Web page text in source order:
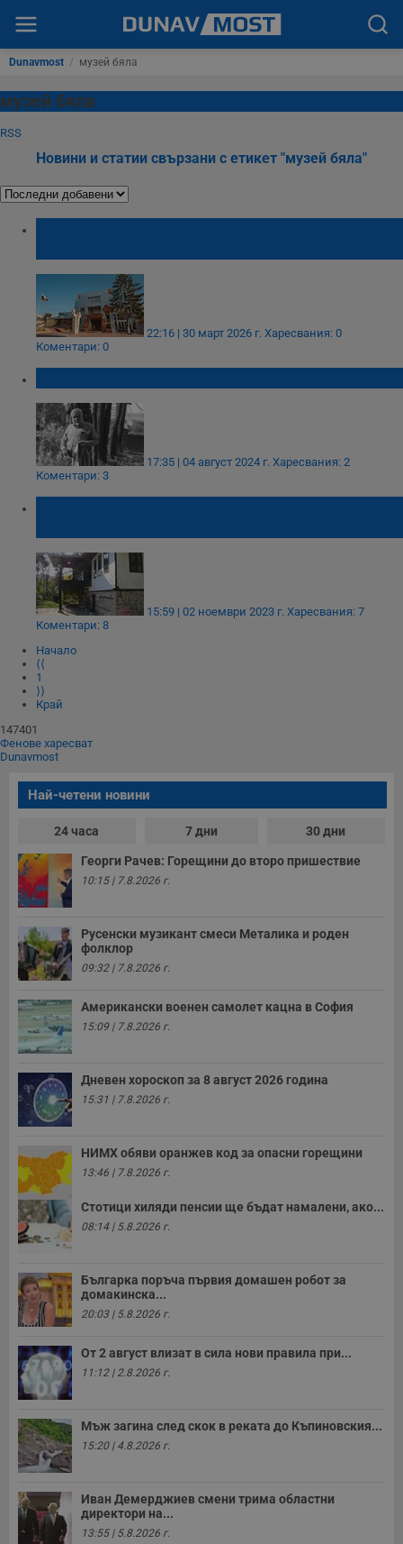
Dunavmost / музей бяла
музей бяла
RSS
Новини и статии свързани с етикет "музей бяла"
22:16 | 30 март 2026 г. Харесвания: 0
Коментари: 0
17:35 | 04 август 2024 г. Харесвания: 2
Коментари: 3
15:59 | 02 ноември 2023 г. Харесвания: 7
Коментари: 8
Начало
⟨⟨
1
⟩⟩
Край
147401
Фенове харесват
Dunavmost
Най-четени новини
24 часа 7 дни 30 дни
Георги Рачев: Горещини до второ пришествие
10:15 | 7.8.2026 г.
Русенски музикант смеси Металика и роден
фолклор
09:32 | 7.8.2026 г.
Американски военен самолет кацна в София
15:09 | 7.8.2026 г.
Дневен хороскоп за 8 август 2026 година
15:31 | 7.8.2026 г.
НИМХ обяви оранжев код за опасни горещини
13:46 | 7.8.2026 г.
Стотици хиляди пенсии ще бъдат намалени, ако...
08:14 | 5.8.2026 г.
Българка поръча първия домашен робот за
домакинска...
20:03 | 5.8.2026 г.
От 2 август влизат в сила нови правила при...
11:12 | 2.8.2026 г.
Мъж загина след скок в реката до Къпиновския...
15:20 | 4.8.2026 г.
Иван Демерджиев смени трима областни
директори на...
13:55 | 5.8.2026 г.